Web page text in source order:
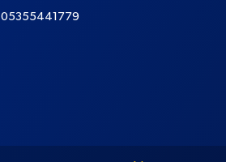
05355441779